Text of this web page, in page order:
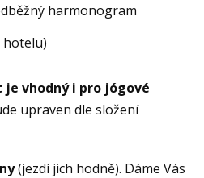
harmonogram
hotelu)
je vhodný i pro jógové
upraven dle složení
(jezdí jich hodně). Dáme Vás